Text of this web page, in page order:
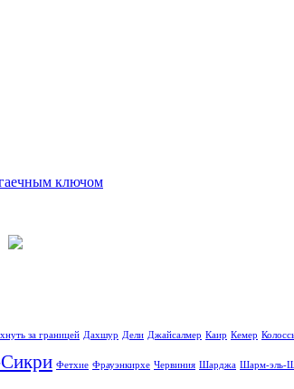
ключом
за границей Дахшур Дели Джайсалмер Каир Кемер
Фетхие Фрауэнкирхе Червиния Шарджа Шарм-эль-